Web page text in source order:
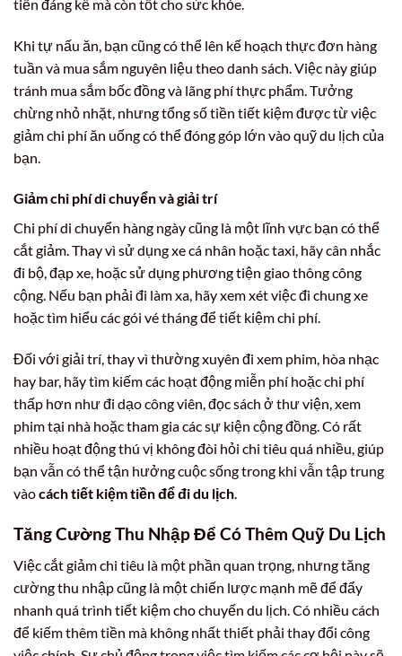
tiền đáng kể mà còn tốt cho sức khỏe.
Khi tự nấu ăn, bạn cũng có thể lên kế hoạch thực đơn hàng
tuần và mua sắm nguyên liệu theo danh sách. Việc này giúp
tránh mua sắm bốc đồng và lãng phí thực phẩm. Tưởng
chừng nhỏ nhặt, nhưng tổng số tiền tiết kiệm được từ việc
giảm chi phí ăn uống có thể đóng góp lớn vào quỹ du lịch của
bạn.
Giảm chi phí di chuyển và giải trí
Chi phí di chuyển hàng ngày cũng là một lĩnh vực bạn có thể
cắt giảm. Thay vì sử dụng xe cá nhân hoặc taxi, hãy cân nhắc
đi bộ, đạp xe, hoặc sử dụng phương tiện giao thông công
cộng. Nếu bạn phải đi làm xa, hãy xem xét việc đi chung xe
hoặc tìm hiểu các gói vé tháng để tiết kiệm chi phí.
Đối với giải trí, thay vì thường xuyên đi xem phim, hòa nhạc
hay bar, hãy tìm kiếm các hoạt động miễn phí hoặc chi phí
thấp hơn như đi dạo công viên, đọc sách ở thư viện, xem
phim tại nhà hoặc tham gia các sự kiện cộng đồng. Có rất
nhiều hoạt động thú vị không đòi hỏi chi tiêu quá nhiều, giúp
bạn vẫn có thể tận hưởng cuộc sống trong khi vẫn tập trung
vàocách tiết kiệm tiền để đi du lịch.
Tăng Cường Thu Nhập Để Có Thêm Quỹ Du Lịch
Việc cắt giảm chi tiêu là một phần quan trọng, nhưng tăng
cường thu nhập cũng là một chiến lược mạnh mẽ để đẩy
nhanh quá trình tiết kiệm cho chuyến du lịch. Có nhiều cách
để kiếm thêm tiền mà không nhất thiết phải thay đổi công